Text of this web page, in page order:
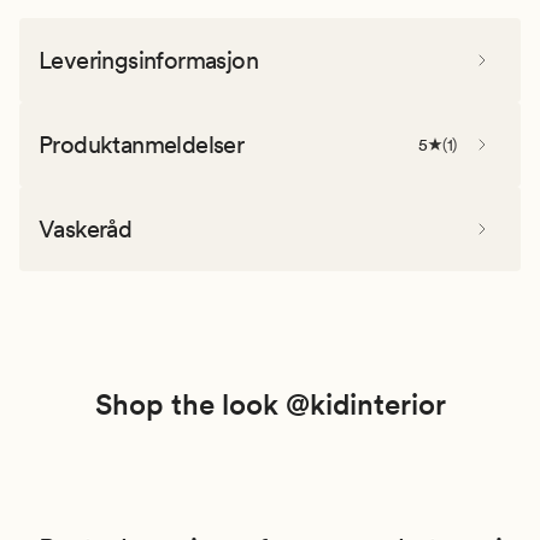
Leveringsinformasjon
Produktanmeldelser 5 (1)
Vaskeråd
Shop the look @kidinterior